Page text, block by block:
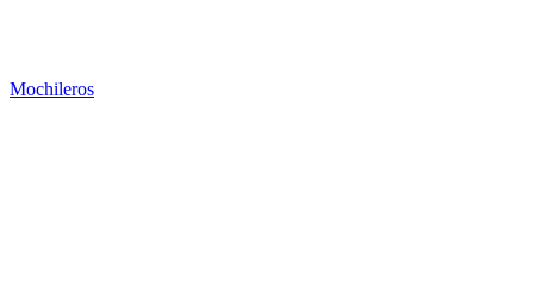
Mochileros